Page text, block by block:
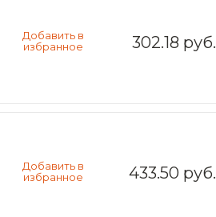
302.18 руб.
433.50 руб.